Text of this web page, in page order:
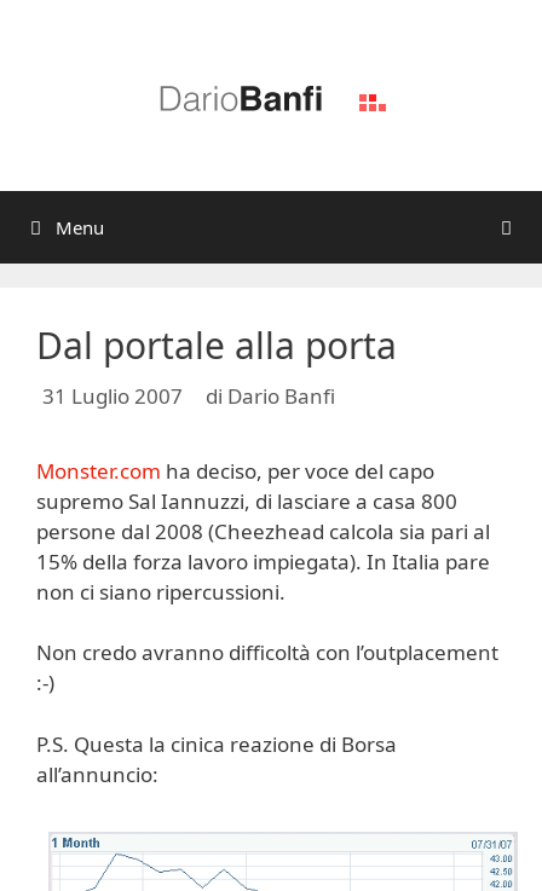
Menu
Dal portale alla porta
31 Luglio 2007 di Dario Banfi
Monster.com ha deciso, per voce del capo
supremo Sal Iannuzzi, di lasciare a casa 800
persone dal 2008 (Cheezhead calcola sia pari al
15% della forza lavoro impiegata). In Italia pare
non ci siano ripercussioni.
Non credo avranno difficoltà con l’outplacement
:-)
P.S. Questa la cinica reazione di Borsa
all’annuncio: